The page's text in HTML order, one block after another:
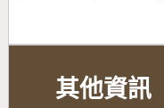
其他資訊